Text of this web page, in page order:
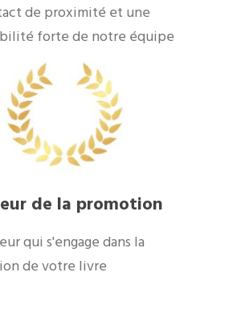
de proximité et une
forte de notre équipe
de la promotion
qui s'engage dans la
de votre livre